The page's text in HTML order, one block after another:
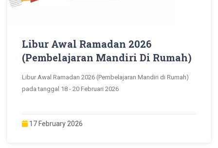
Libur Awal Ramadan 2026
(Pembelajaran Mandiri Di Rumah)
Libur Awal Ramadan 2026 (Pembelajaran Mandiri di Rumah)
pada tanggal 18 - 20 Februari 2026
17 February 2026